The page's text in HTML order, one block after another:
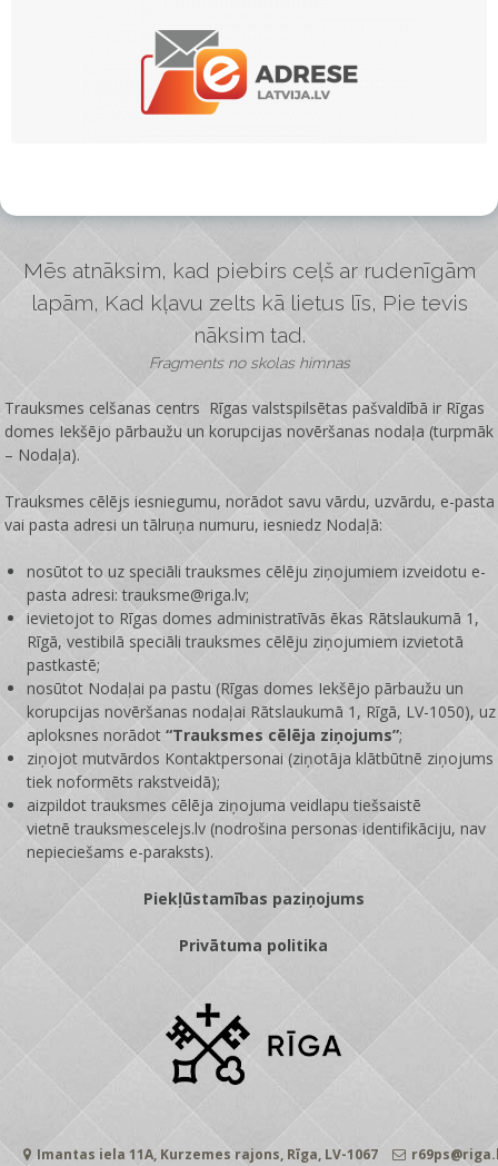
Mēs atnāksim, kad piebirs ceļš ar rudenīgām
lapām, Kad kļavu zelts kā lietus līs, Pie tevis
nāksim tad.
Fragments no skolas himnas
Trauksmes celšanas centrs Rīgas valstspilsētas pašvaldībā ir Rīgas
domes Iekšējo pārbaužu un korupcijas novēršanas nodaļa (turpmāk
– Nodaļa).
Trauksmes cēlējs iesniegumu, norādot savu vārdu, uzvārdu, e-pasta
vai pasta adresi un tālruņa numuru, iesniedz Nodaļā:
nosūtot to uz speciāli trauksmes cēlēju ziņojumiem izveidotu e-
pasta adresi: trauksme@riga.lv;
ievietojot to Rīgas domes administratīvās ēkas Rātslaukumā 1,
Rīgā, vestibilā speciāli trauksmes cēlēju ziņojumiem izvietotā
pastkastē;
nosūtot Nodaļai pa pastu (Rīgas domes Iekšējo pārbaužu un
korupcijas novēršanas nodaļai Rātslaukumā 1, Rīgā, LV-1050), uz
aploksnes norādot“Trauksmes cēlēja ziņojums”;
ziņojot mutvārdos Kontaktpersonai (ziņotāja klātbūtnē ziņojums
tiek noformēts rakstveidā);
aizpildot trauksmes cēlēja ziņojuma veidlapu tiešsaistē
vietnētrauksmescelejs.lv (nodrošina personas identifikāciju, nav
nepieciešams e-paraksts).
Piekļūstamības paziņojums
Privātuma politika
Imantas iela 11A, Kurzemes rajons, Rīga, LV-1067